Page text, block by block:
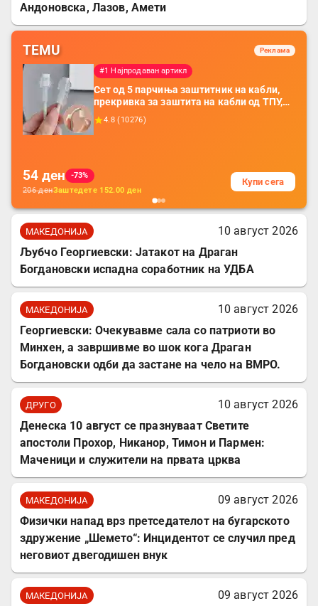
Андоновска, Лазов, Амети
TEMU Реклама
#1 Најпродаван артикл
Сет од 5 парчиња заштитник на кабли,
прекривка за заштита на кабли од ТПУ,
додатоци за заштита на кабли, без
батерија, за мобилни телефони, комплет
4.8 ( 10276)
54 ден
-73%
206денЗаштедете 152.00 ден
Купи сега
МАКЕДОНИЈА
10 август 2026
Љубчо Георгиевски: Јатакот на Драган
Богдановски испадна соработник на УДБА
МАКЕДОНИЈА
10 август 2026
Георгиевски: Очекувавме сала со патриоти во
Минхен, а завршивме во шок кога Драган
Богдановски одби да застане на чело на ВМРО.
ДРУГО
10 август 2026
Денеска 10 август се празнуваат Светите
апостоли Прохор, Никанор, Тимон и Пармен:
Маченици и служители на првата црква
МАКЕДОНИЈА
09 август 2026
Физички напад врз претседателот на бугарското
здружение „Шемето“: Инцидентот се случил пред
неговиот двегодишен внук
МАКЕДОНИЈА
09 август 2026